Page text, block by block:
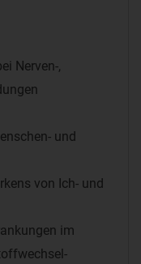
Nerven-,
und
von Ich- und
im